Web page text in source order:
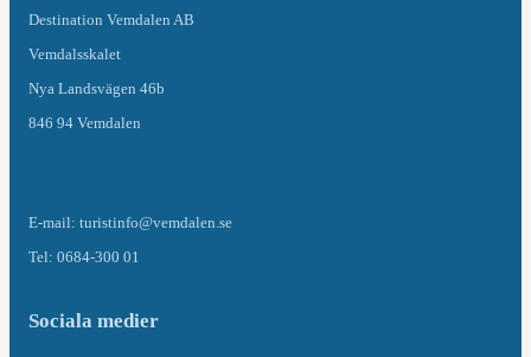
Destination Vemdalen AB
Vemdalsskalet
Nya Landsvägen 46b
846 94 Vemdalen
E-mail: turistinfo@vemdalen.se
Tel: 0684-300 01
Sociala medier